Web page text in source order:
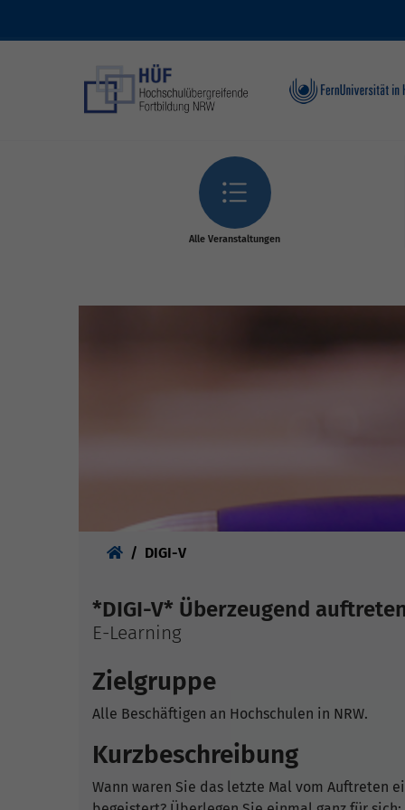
Alle Veranstaltungen
DIGI-V
*DIGI-V* Überzeugend
E-Learning
Zielgruppe
Alle Beschäftigen an Hochschulen in NRW.
Kurzbeschreibung
Wann waren Sie das letzte Mal vom Auftreten